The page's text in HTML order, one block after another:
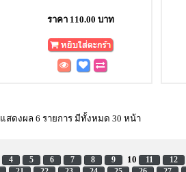
ราคา 110.00 บาท
แสดงผล 6 รายการ มีทั้งหมด 30 หน้า
4 5 6 7 8 9 10 11 12